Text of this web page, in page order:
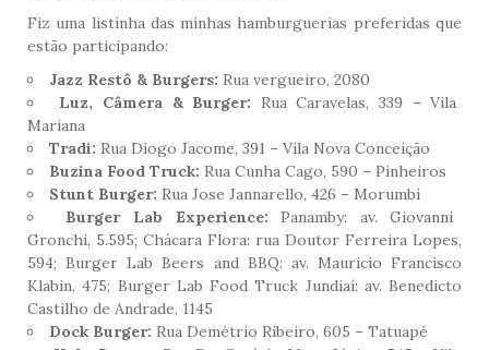
Fiz uma listinha das minhas hamburguerias preferidas que
estão participando:
Jazz Restô & Burgers: Rua vergueiro, 2080
Luz, Câmera & Burger: Rua Caravelas, 339 – Vila
Mariana
Tradi: Rua Diogo Jacome, 391 – Vila Nova Conceição
Buzina Food Truck: Rua Cunha Cago, 590 – Pinheiros
Stunt Burger: Rua Jose Jannarello, 426 – Morumbi
Burger Lab
Experience: Panamby: av. Giovanni
Gronchi, 5.595; Chácara Flora: rua Doutor Ferreira Lopes,
594; Burger Lab Beers and BBQ: av. Mauricio Francisco
Klabin, 475; Burger Lab Food Truck Jundiaí: av. Benedicto
Castilho de Andrade, 1145
Dock Burger: Rua Demétrio Ribeiro, 605 – Tatuapé